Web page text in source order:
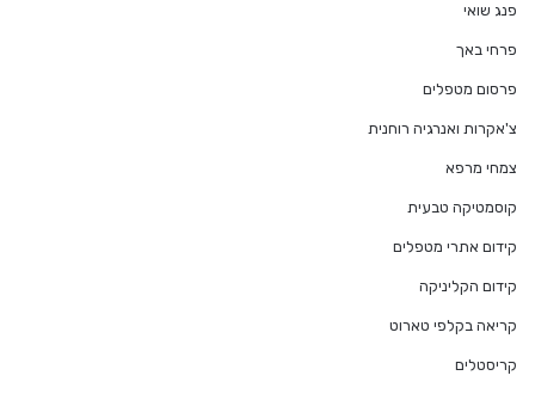
פנג שואי
פרחי באך
פרסום מטפלים
צ'אקרות ואנרגיה רוחנית
צמחי מרפא
קוסמטיקה טבעית
קידום אתרי מטפלים
קידום הקליניקה
קריאה בקלפי טארוט
קריסטלים